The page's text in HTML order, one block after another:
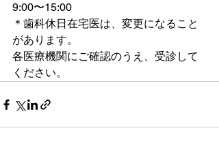
9:00〜15:00
＊歯科休日在宅医は、変更になること
があります。
各医療機関にご確認のうえ、受診して
ください。